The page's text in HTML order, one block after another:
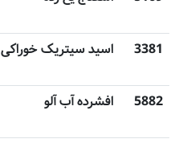
3381 اسید سیتریک خوراکی
5882 افشرده آب آلو